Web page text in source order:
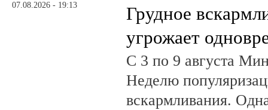
07.08.2026 - 19:13
Грудное
угрожает
С 3 по 9 августа
Неделю
вскармливания.